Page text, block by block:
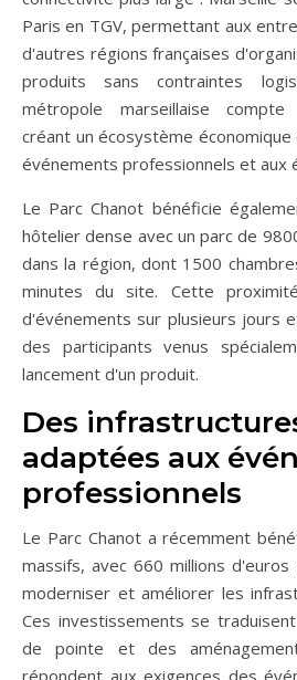
Paris en TGV, permettant aux
d'autres régions françaises
produits sans contraintes
métropole marseillaise
créant un écosystème économique
événements professionnels et aux
Le Parc Chanot bénéficie
hôtelier dense avec un parc de
dans la région, dont 1500
minutes du site. Cette
d'événements sur plusieurs jours
des participants venus
lancement d'un produit.
Des
adaptées aux
professionnels
Le Parc Chanot a récemment
massifs, avec 660 millions
moderniser et améliorer les
Ces investissements se
de pointe et des
répondent aux exigences des